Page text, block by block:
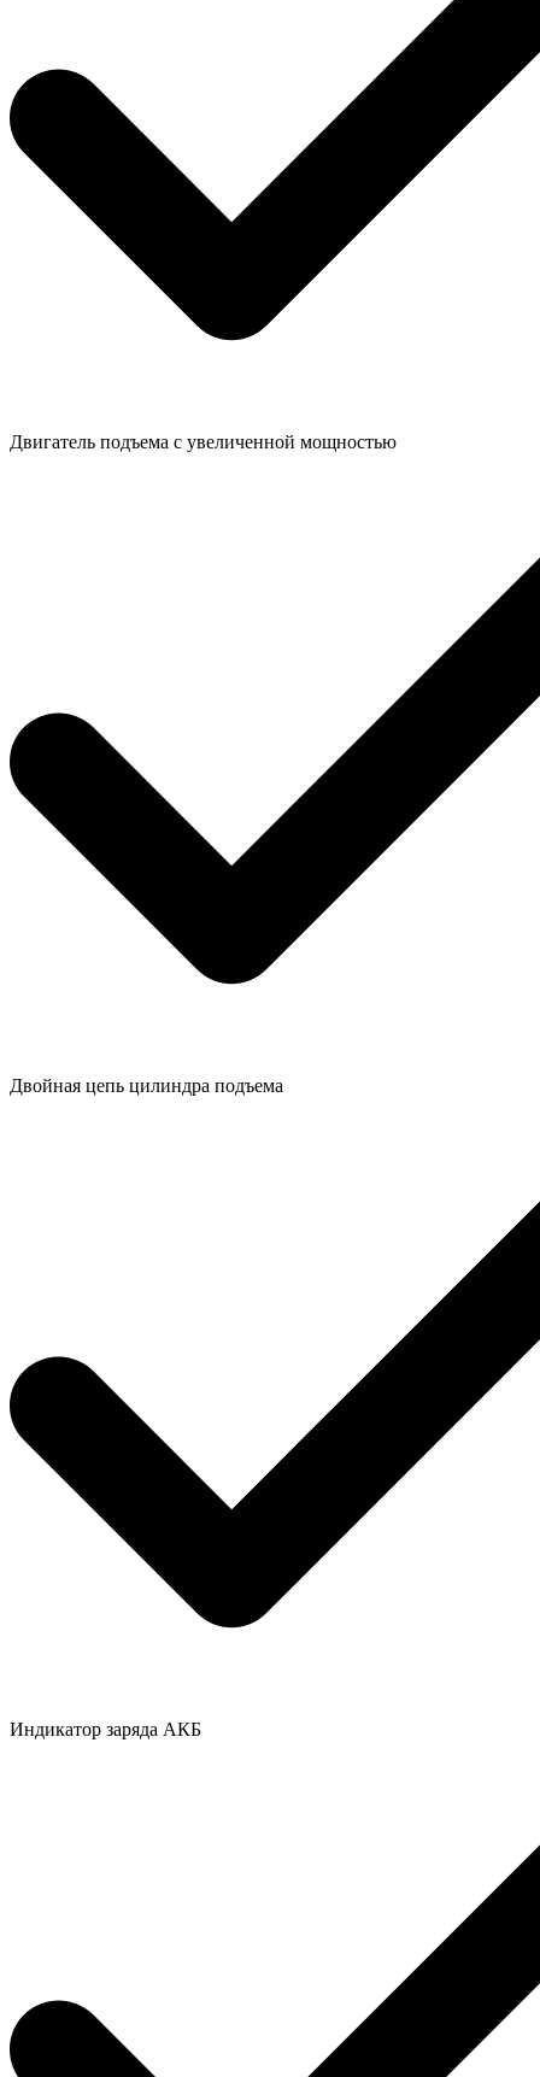
Двигатель подъема с увеличенной мощностью
Двойная цепь цилиндра подъема
Индикатор заряда АКБ